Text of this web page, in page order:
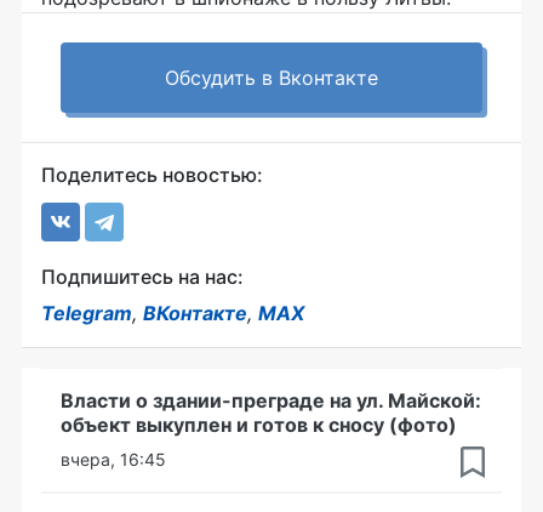
Обсудить в Вконтакте
Поделитесь новостью:
Подпишитесь на нас:
Telegram, ВКонтакте, MAX
Власти о здании-преграде на ул. Майской:
объект выкуплен и готов к сносу (фото)
вчера, 16:45